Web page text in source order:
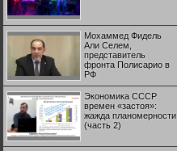
Мохаммед Фидель
Али Селем,
представитель
фронта Полисарио в
РФ
Экономика СССР
времен «застоя»:
жажда планомерности
(часть 2)